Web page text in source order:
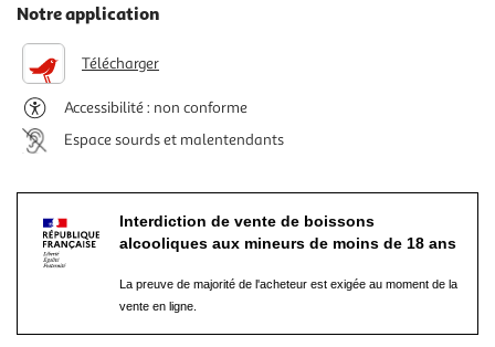
Notre application
Télécharger
Accessibilité : non conforme
Espace sourds et malentendants
Interdiction de vente de boissons
alcooliques aux mineurs de moins de 18 ans
La preuve de majorité de l'acheteur est exigée au moment de la
vente en ligne.